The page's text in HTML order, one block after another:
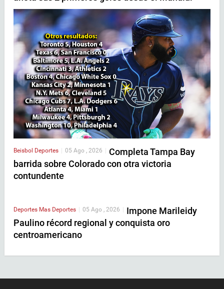
Beisbol Deportes | 05 Ago , 2026 | Completa Tampa Bay
barrida sobre Colorado con otra victoria
contundente
Deportes Mas Deportes 05 Ago , 2026
Impone Marileidy
Paulino récord regional y conquista oro
centroamericano